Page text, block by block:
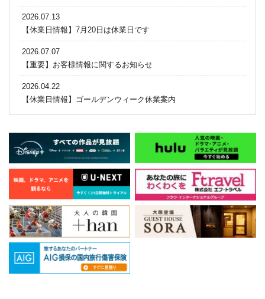
2026.07.13
【休業日情報】7月20日は休業日です
2026.07.07
【重要】お客様情報に関するお知らせ
2026.04.22
【休業日情報】ゴールデンウィーク休業案内